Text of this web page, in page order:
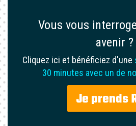
Vous vous
avenir ?
Cliquez ici et bénéficiez d'une
30 minutes avec un de
Je prends